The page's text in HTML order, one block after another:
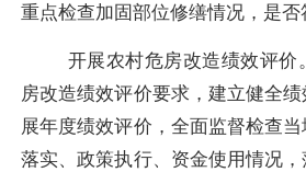
重点检查加固部位修缮情况，是否
开展农村危房改造绩效评价
房改造绩效评价要求，建立健全
展年度绩效评价，全面监督检查
落实、政策执行、资金使用情况